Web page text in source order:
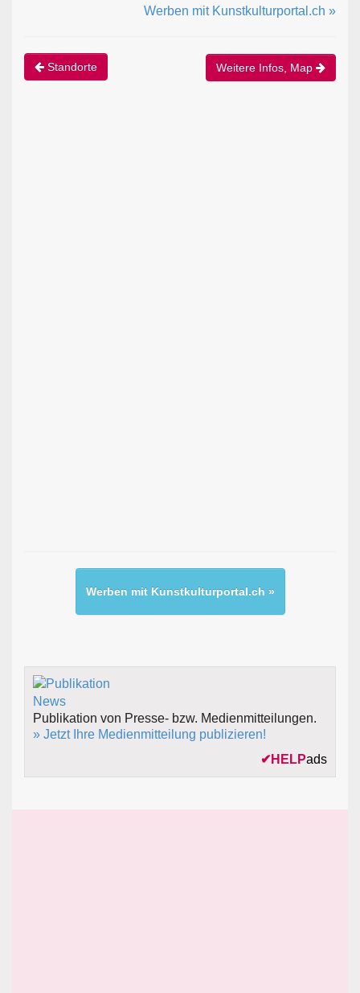
Werben mit Kunstkulturportal.ch »
Standorte Weitere Infos, Map
Werben mit Kunstkulturportal.ch »
Publikation von Presse- bzw. Medienmitteilungen.
» Jetzt Ihre Medienmitteilung publizieren!
✔ HELPads